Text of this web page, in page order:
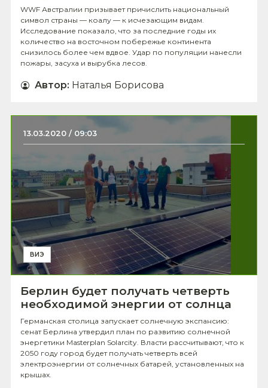
WWF Австралии призывает причислить национальный
символ страны — коалу — к исчезающим видам.
Исследование показало, что за последние годы их
количество на восточном побережье континента
снизилось более чем вдвое. Удар по популяции нанесли
пожары, засуха и вырубка лесов.
Автор: Наталья Борисова
13.03.2020 / 09:03
ВИЭ
Берлин будет получать четверть
необходимой энергии от солнца
Германская столица запускает солнечную экспансию:
сенат Берлина утвердил план по развитию солнечной
энергетики Masterplan Solarcity. Власти рассчитывают, что к
2050 году город будет получать четверть всей
электроэнергии от солнечных батарей, установленных на
крышах.